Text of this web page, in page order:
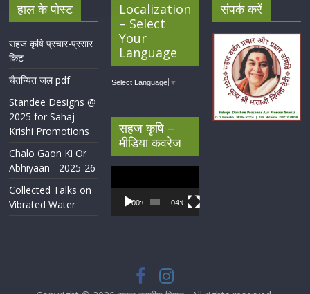
हाल के पोस्ट
सहज कृषि प्रचार-प्रसार
किट
चैतन्यित जल pdf
Standee Designs @
2025 for Sahaj
Krishi Promotions
Chalo Gaon Ki Or
Abhiyaan - 2025-26
Collected Talks on
Vibrated Water
Localization
– Select
Your
Language
Select Language ▼
सहज कृषि –
मीडिया कवरेज
Player
00:00 04:07
संपर्क करें